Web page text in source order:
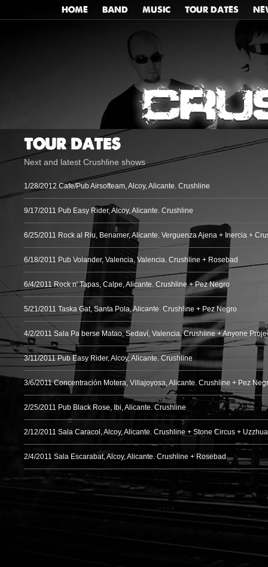
HOME BAND MUSIC TOUR DATES
TOUR DATES
Next and latest Crushline shows
1/28/2012Cafe/Pub Airsofteam, Alcoy, Alicante. Crushline
9/17/2011 Pub Easy Rider, Alcoy, Alicante. Crushline
6/25/2011 Rock al Riu, Benamer, Alicante. Verguenza Ajena + Inercia +
6/18/2011 Pub Volander, Valencia, Valencia. Crushline + Rosebad
6/4/2011 Rock n' Tapas, Calpe, Alicante. Crushline + Pez Negro
5/21/2011 Taska Gat, Santa Pola, Alicante. Crushline + Pez Negro
4/2/2011 Sala Pa berse Matao, Sedaví, Valencia. Crushline + Anyone
3/11/2011Pub Easy Rider, Alcoy, Alicante. Crushline
3/6/2011Concentración Motera, Villajoyosa, Alicante. Crushline + Pez
2/25/2011 Pub Black Rose, Ibi, Alicante. Crushline
2/12/2011 Sala Caracol, Alcoy, Alicante. Crushline + Stone Circus +
2/4/2011 Sala Escarabat, Alcoy, Alicante. Crushline + Rosebad